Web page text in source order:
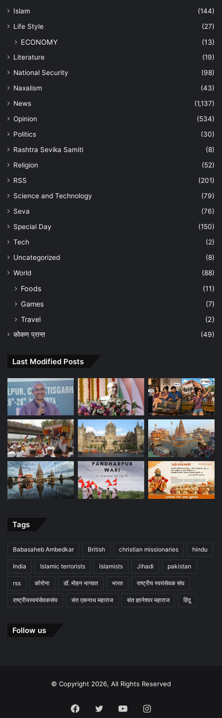
Islam
(144)
Life Style
(27)
ECONOMY (13)
Literature
(19)
National Security
(98)
Naxalism
(43)
News
(1,137)
Opinion
(534)
Politics
(30)
Rashtra Sevika Samiti
(8)
Religion
(52)
RSS
(201)
Science and Technology
(79)
Seva
(76)
Special Day
(150)
Tech
(2)
Uncategorized
(8)
World
(88)
Foods
(11)
Games
(7)
Travel
(2)
कोकण प्रान्त (49)
Last Modified Posts
Tags
Babasaheb Ambedkar British christian missionaries hindu
India Islamic terrorists Islamists Jihadi pakistan
rss कोरोना डॉ. मोहन भागवत भारत राष्ट्रीय स्वयंसेवक संघ
राष्ट्रीयस्वयंसेवकसंघ संत एकनाथ महाराज संत ज्ञानेश्वर महाराज हिंदू
Follow us
© Copyright 2026, All Rights Reserved
Facebook
TwitterYouTubeInstagram